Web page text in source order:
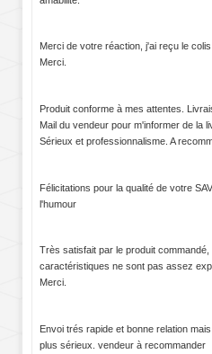
Merci de votre réaction, j'ai reçu le
Merci.
Produit conforme à mes attentes.
Mail du vendeur pour m'informer de la
Sérieux et professionnalisme. A
Félicitations pour la qualité de votre
l'humour
Très satisfait par le produit
caractéristiques ne sont pas assez
Merci.
Envoi trés rapide et bonne relation
plus sérieux. vendeur à recommander